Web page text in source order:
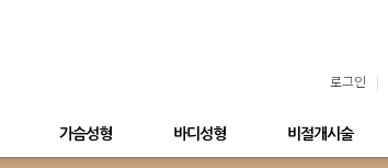
로그인
가슴성형 바디성형 비절개시술